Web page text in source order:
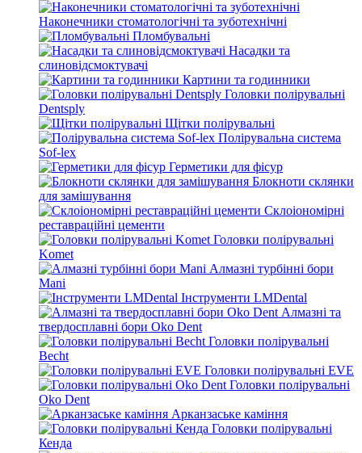
Наконечники стоматологічні та зуботехнічні
Пломбувальні
Насадки та
слиновідсмоктувачі
Картини та годинники
Головки полірувальні
Dentsply
Щітки полірувальні
Полірувальна система
Sof-lex
Герметики для фісур
Блокноти склянки
для замішування
Склоіономірні
реставраційні цементи
Головки полірувальні
Komet
Алмазні турбінні бори
Mani
Інструменти LMDental
Алмазні та
твердосплавні бори Oko Dent
Головки полірувальні
Becht
Головки полірувальні EVE
Головки полірувальні
Oko Dent
Арканзаське каміння
Головки полірувальні
Кенда